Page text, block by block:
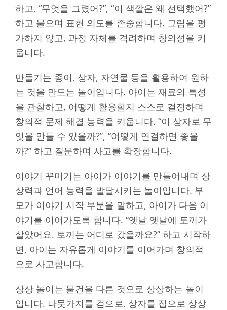
하고, “무엇을 그렸어?”, “이 색깔은 왜 선택했어?”
하고 물으며 표현 의도를 존중합니다. 그림을 평
가하지 않고, 과정 자체를 격려하며 창의성을 키
웁니다.
만들기는 종이, 상자, 자연물 등을 활용하여 원하
는 것을 만드는 놀이입니다. 아이는 재료의 특성
을 관찰하고, 어떻게 활용할지 스스로 결정하며
창의적 문제 해결 능력을 키웁니다. “이 상자로 무
엇을 만들 수 있을까?”, “어떻게 연결하면 좋을
까?” 하고 질문하며 사고를 확장합니다.
이야기 꾸미기는 아이가 이야기를 만들어내며 상
상력과 언어 능력을 발달시키는 놀이입니다. 부
모가 이야기 시작 부분을 말하고, 아이가 다음 이
야기를 이어가도록 합니다. “옛날 옛날에 토끼가
살았어요. 토끼는 어디로 갔을까요?” 하고 시작하
면, 아이는 자유롭게 이야기를 이어가며 창의적
으로 사고합니다.
상상 놀이는 물건을 다른 것으로 상상하는 놀이
입니다. 나뭇가지를 검으로, 상자를 집으로 상상